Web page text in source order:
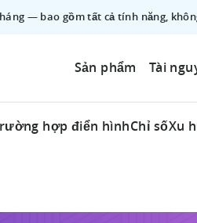
— bao gồm tất cả tính năng,
Sản phẩm Tài
hợp điển hìnhChỉ sốXu